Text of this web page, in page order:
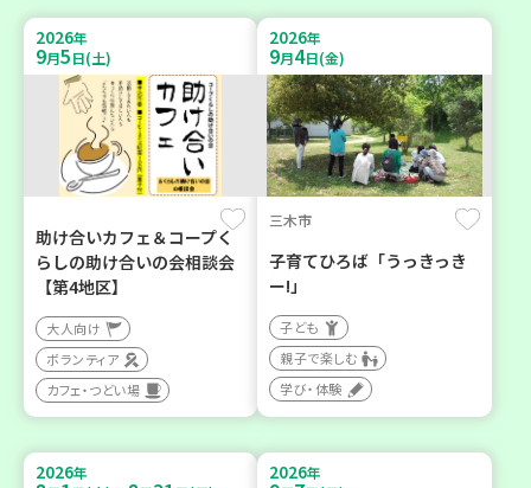
2026年
9月5日(土)
助け合いカフェ＆コープく
らしの助け合いの会相談会
【第4地区】
大人向け
ボランティア
カフェ・つどい場
2026年
9月4日(金)
三木市
子育てひろば「うっきっき
ー!」
子ども
親子で楽しむ
学び・体験
2026年 2026年